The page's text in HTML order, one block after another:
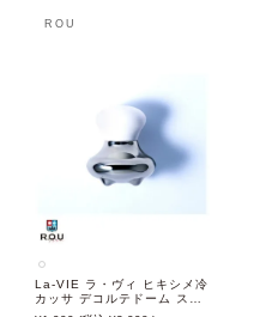
ROU
La-VIE ラ・ヴィ ヒキシメ冷
カッサ デコルテドーム スノ
ーホワイト×ステンレス